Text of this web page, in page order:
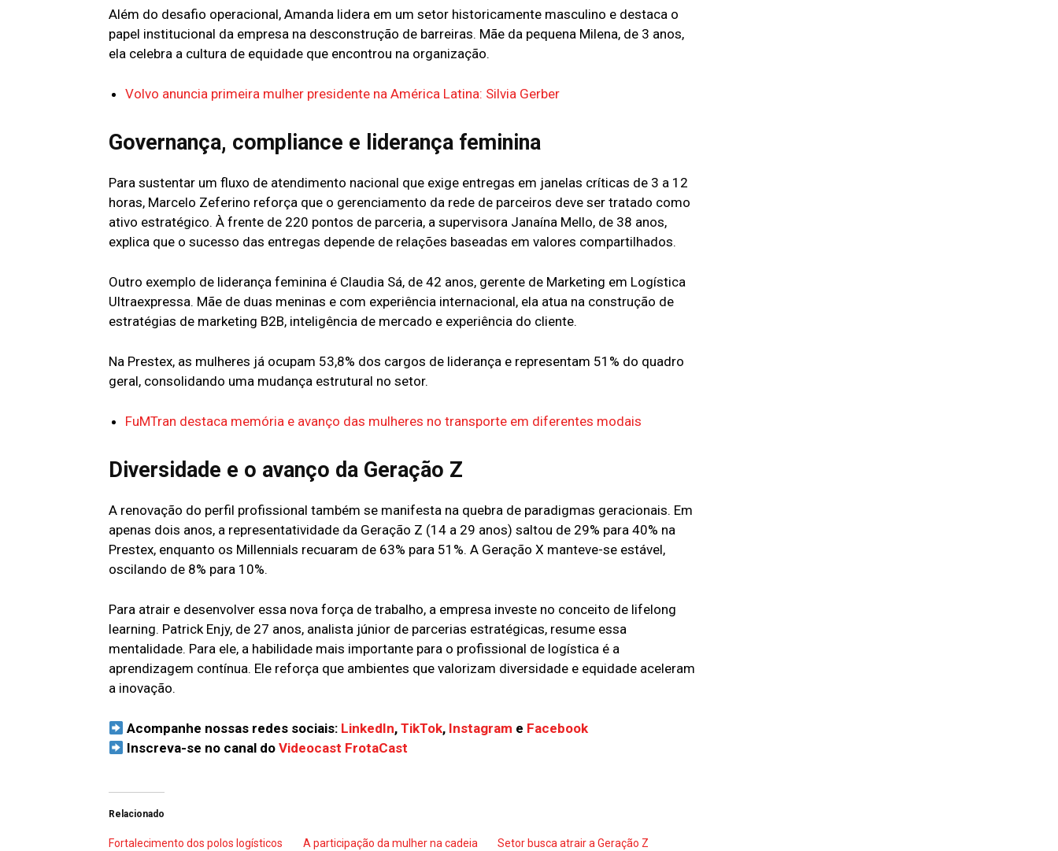
Além do desafio operacional, Amanda lidera em um setor historicamente masculino e destaca o
papel institucional da empresa na desconstrução de barreiras. Mãe da pequena Milena, de 3 anos,
ela celebra a cultura de equidade que encontrou na organização.
Volvo anuncia primeira mulher presidente na América Latina: Silvia Gerber
Governança, compliance e liderança feminina
Para sustentar um fluxo de atendimento nacional que exige entregas em janelas críticas de 3 a 12
horas, Marcelo Zeferino reforça que o gerenciamento da rede de parceiros deve ser tratado como
ativo estratégico. À frente de 220 pontos de parceria, a supervisora Janaína Mello, de 38 anos,
explica que o sucesso das entregas depende de relações baseadas em valores compartilhados.
Outro exemplo de liderança feminina é Claudia Sá, de 42 anos, gerente de Marketing em Logística
Ultraexpressa. Mãe de duas meninas e com experiência internacional, ela atua na construção de
estratégias de marketing B2B, inteligência de mercado e experiência do cliente.
Na Prestex, as mulheres já ocupam 53,8% dos cargos de liderança e representam 51% do quadro
geral, consolidando uma mudança estrutural no setor.
FuMTran destaca memória e avanço das mulheres no transporte em diferentes modais
Diversidade e o avanço da Geração Z
A renovação do perfil profissional também se manifesta na quebra de paradigmas geracionais. Em
apenas dois anos, a representatividade da Geração Z (14 a 29 anos) saltou de 29% para 40% na
Prestex, enquanto os Millennials recuaram de 63% para 51%. A Geração X manteve-se estável,
oscilando de 8% para 10%.
Para atrair e desenvolver essa nova força de trabalho, a empresa investe no conceito de lifelong
learning. Patrick Enjy, de 27 anos, analista júnior de parcerias estratégicas, resume essa
mentalidade. Para ele, a habilidade mais importante para o profissional de logística é a
aprendizagem contínua. Ele reforça que ambientes que valorizam diversidade e equidade aceleram
a inovação.
Acompanhe nossas redes sociais: LinkedIn,TikTok, Instagram e Facebook
Inscreva-se no canal doVideocast FrotaCast
Relacionado
Fortalecimento dos polos logísticos A participação da mulher na cadeia Setor busca atrair a Geração Z